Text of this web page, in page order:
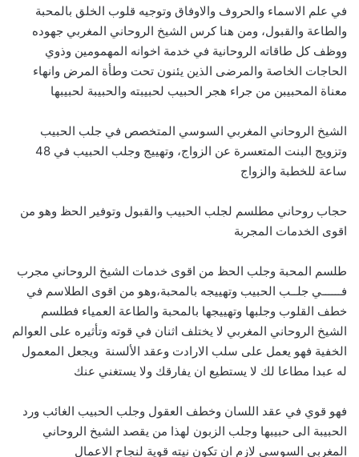
في علم الاسماء والحروف والاوفاق وتوجيه قلوب الخلق بالمحبة
والطاعة والقبول، ومن هنا كرس الشيخ الروحاني المغربي جهوده
ووظف كل طاقاته الروحانية في خدمة اخوانه المهمومين وذوي
الحاجات الخاصة والمرضى الذين يئنون تحت وطأة المرض وانهاء
معناة المحبيبن من جراء هجر الحبيب لحبيبته والحبيبة لحبيبها
الشيخ الروحاني المغربي السوسي المتخصص في جلب الحبيب
وتزويج البنت المتعسرة عن الزواج، وتهييج وجلب الحبيب في 48
ساعة للخطبة والزواج
حجاب روحاني مطلسم لجلب الحبيب والقبول وتوفير الحظ وهو من
اقوى الخدمات المجربة
طلسم المحبة وجلب الحظ من اقوى خدمات الشيخ الروحاني مجرب
فــــــي جلــب الحبيب وتهييجه بالمحبة،وهو من اقوى الطلاسم في
خطف القلوب وجلبها وتهييجها بالمحبة والطاعة العمياء فطلسم
الشيخ الروحاني المغربي لا يختلف اثنان في قوته وتأثيره على العوالم
الخفية فهو يعمل على سلب الارادت وعقد الألسنة ويجعل المعمول
له عبدا مطاعا لك لا يستطيع ان يفارقك ولا يستغني عنك
فهو قوي في عقد اللسان وخطف العقول وجلب الحبيب الغائب ورد
الحبيبة الى حبيبها وجلب الزبون لهذا من يقصد الشيخ الروحاني
المغربي السوسي لازم ان تكون نيته قوية لنجاح الاعمال